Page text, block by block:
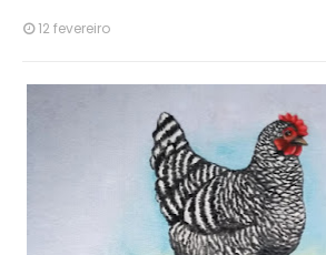
12 fevereiro